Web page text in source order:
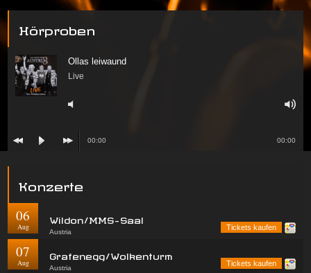
Hörproben
Ollas leiwaund
Live
00:00 00:00
Konzerte
06
Aug
Wildon/MMS-Saal
Austria
Tickets kaufen
07
Aug
Grafenegg/Wolkenturm
Austria
Tickets kaufen